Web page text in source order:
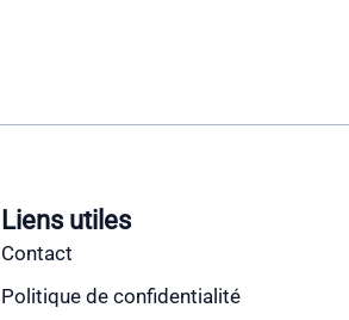
Liens utiles
Contact
Politique de confidentialité